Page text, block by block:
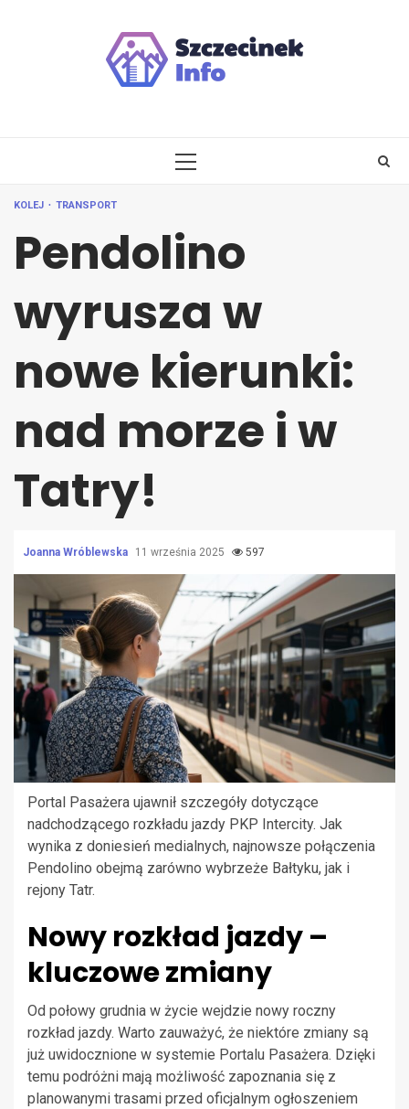
PRIMARY
KOLEJ TRANSPORT
Pendolino
wyrusza w
nowe kierunki:
nad morze i w
Tatry!
Joanna Wróblewska 11 września 2025 597
Portal Pasażera ujawnił szczegóły dotyczące
nadchodzącego rozkładu jazdy PKP Intercity. Jak
wynika z doniesień medialnych, najnowsze połączenia
Pendolino obejmą zarówno wybrzeże Bałtyku, jak i
rejony Tatr.
Nowy rozkład jazdy –
kluczowe zmiany
Od połowy grudnia w życie wejdzie nowy roczny
rozkład jazdy. Warto zauważyć, że niektóre zmiany są
już uwidocznione w systemie Portalu Pasażera. Dzięki
temu podróżni mają możliwość zapoznania się z
planowanymi trasami przed oficjalnym ogłoszeniem